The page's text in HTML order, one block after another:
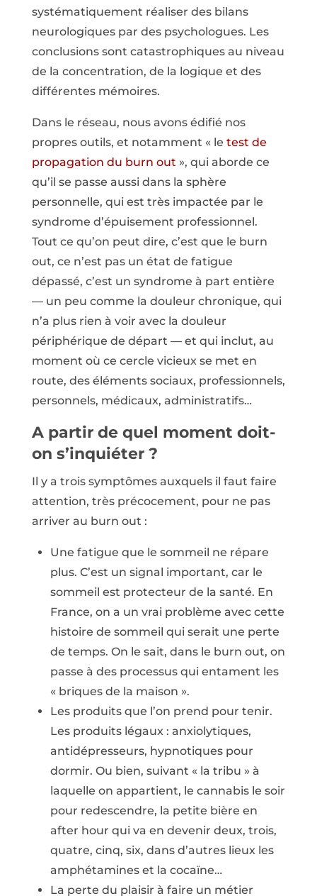
systématiquement réaliser des bilans
neurologiques par des psychologues. Les
conclusions sont catastrophiques au niveau
de la concentration, de la logique et des
différentes mémoires.
Dans le réseau, nous avons édifié nos
propres outils, et notamment « le test de
propagation du burn out », qui aborde ce
qu’il se passe aussi dans la sphère
personnelle, qui est très impactée par le
syndrome d’épuisement professionnel.
Tout ce qu’on peut dire, c’est que le burn
out, ce n’est pas un état de fatigue
dépassé, c’est un syndrome à part entière
— un peu comme la douleur chronique, qui
n’a plus rien à voir avec la douleur
périphérique de départ — et qui inclut, au
moment où ce cercle vicieux se met en
route, des éléments sociaux, professionnels,
personnels, médicaux, administratifs…
A partir de quel moment doit-
on s’inquiéter ?
Il y a trois symptômes auxquels il faut faire
attention, très précocement, pour ne pas
arriver au burn out :
Une fatigue que le sommeil ne répare
plus. C’est un signal important, car le
sommeil est protecteur de la santé. En
France, on a un vrai problème avec cette
histoire de sommeil qui serait une perte
de temps. On le sait, dans le burn out, on
passe à des processus qui entament les
« briques de la maison ».
Les produits que l’on prend pour tenir.
Les produits légaux : anxiolytiques,
antidépresseurs, hypnotiques pour
dormir. Ou bien, suivant « la tribu » à
laquelle on appartient, le cannabis le soir
pour redescendre, la petite bière en
after hour qui va en devenir deux, trois,
quatre, cinq, six, dans d’autres lieux les
amphétamines et la cocaïne…
La perte du plaisir à faire un métier